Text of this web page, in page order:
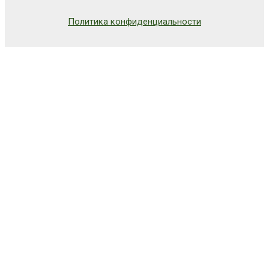
Политика конфиденциальности